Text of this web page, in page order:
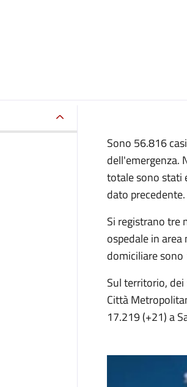
Sono 56.816
dell'emergenza.
totale sono stati
dato precedente.
Si registrano tre
ospedale in
domiciliare
Sul territorio,
Città
17.219 (+21) a